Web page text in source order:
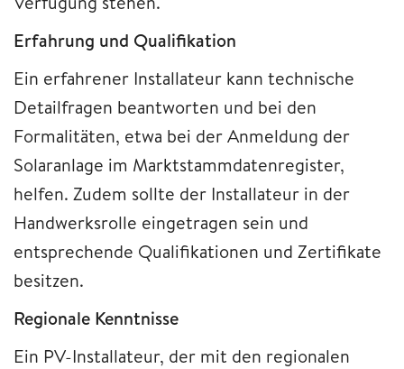
Erfahrung und Qualifikation
Ein erfahrener Installateur kann technische
Detailfragen beantworten und bei den
Formalitäten, etwa bei der Anmeldung der
Solaranlage im Marktstammdatenregister,
helfen. Zudem sollte der Installateur in der
Handwerksrolle eingetragen sein und
entsprechende Qualifikationen und Zertifikate
besitzen.
Regionale Kenntnisse
Ein PV-Installateur, der mit den regionalen